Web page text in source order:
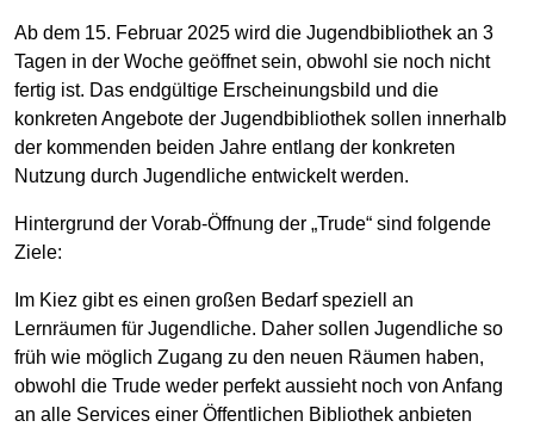
Ab dem 15. Februar 2025 wird die Jugendbibliothek an 3
Tagen in der Woche geöffnet sein, obwohl sie noch nicht
fertig ist. Das endgültige Erscheinungsbild und die
konkreten Angebote der Jugendbibliothek sollen innerhalb
der kommenden beiden Jahre entlang der konkreten
Nutzung durch Jugendliche entwickelt werden.
Hintergrund der Vorab-Öffnung der „Trude“ sind folgende
Ziele:
Im Kiez gibt es einen großen Bedarf speziell an
Lernräumen für Jugendliche. Daher sollen Jugendliche so
früh wie möglich Zugang zu den neuen Räumen haben,
obwohl die Trude weder perfekt aussieht noch von Anfang
an alle Services einer Öffentlichen Bibliothek anbieten